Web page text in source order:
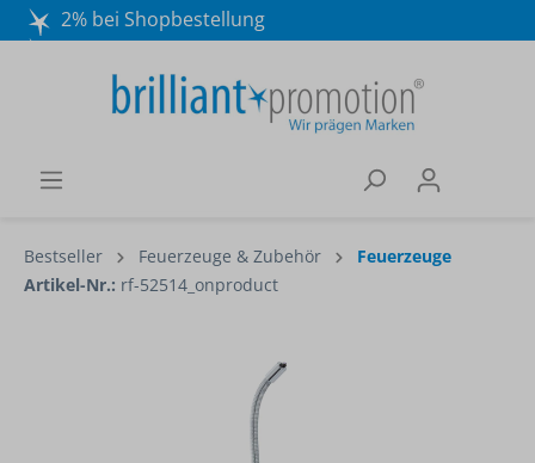
2% bei Shopbestellung
Wir beraten Sie gerne:
040 / 570 18 25 70
Bestseller Feuerzeuge & Zubehör
Feuerzeuge
Artikel-Nr.: rf-52514_onproduct